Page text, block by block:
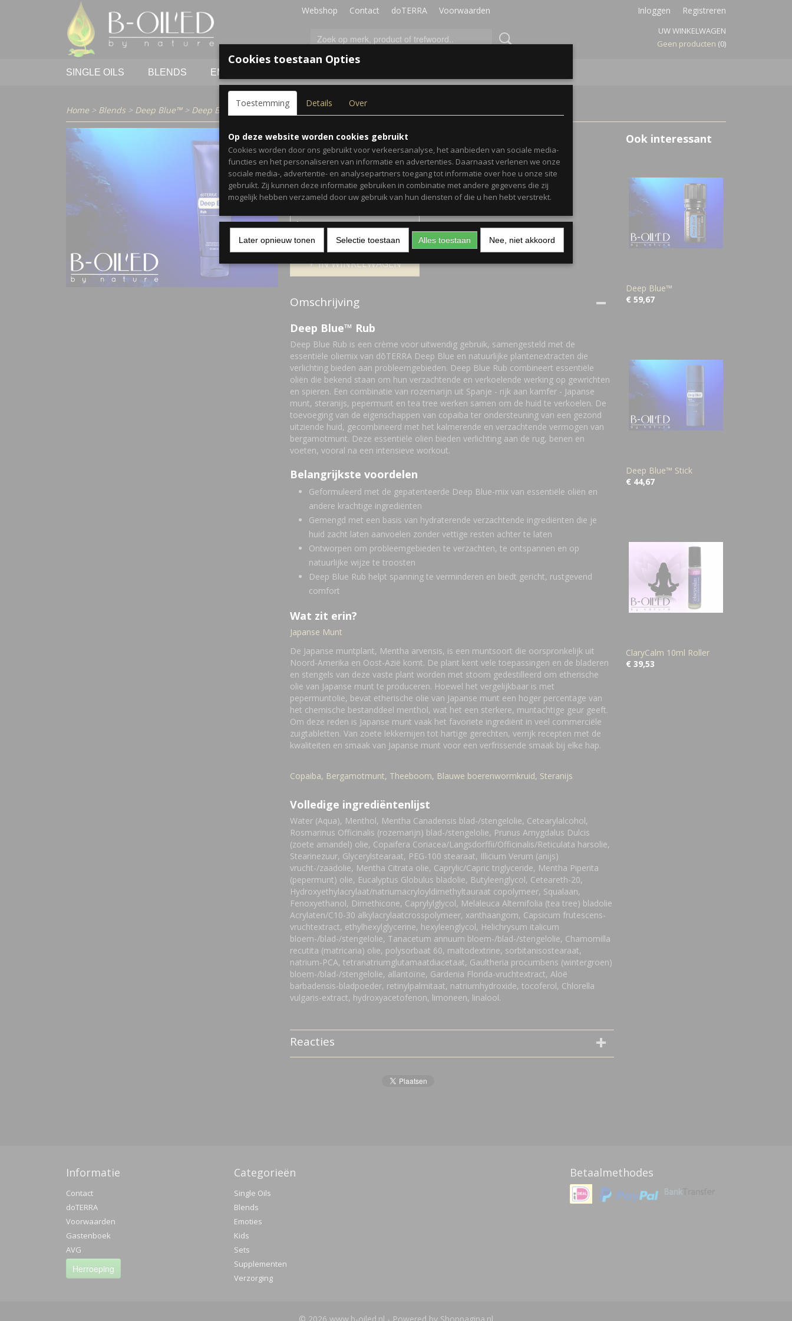
Webshop Contact doTERRA Voorwaarden Inloggen Registreren
UW WINKELWAGEN
Geen producten (0)
SINGLE OILS BLENDS EMOTIES
Home > Blends > Deep Blue™> Deep Blue™ Rub
Deep Blue™ Rub
€ 56,67 (inclusief btw 21%)
✓Op voorraad- Levertijd 1-2 werkdagen
IN WINKELWAGEN
Omschrijving
Deep Blue™ Rub
Deep Blue Rub is een crème voor uitwendig gebruik, samengesteld met de
essentiële oliemix van dōTERRA Deep Blue en natuurlijke plantenextracten die
verlichting bieden aan probleemgebieden. Deep Blue Rub combineert essentiële
oliën die bekend staan ​​om hun verzachtende en verkoelende werking op gewrichten
en spieren. Een combinatie van rozemarijn uit Spanje - rijk aan kamfer - Japanse
munt, steranijs, pepermunt en tea tree werken samen om de huid te verkoelen. De
toevoeging van de eigenschappen van copaiba ter ondersteuning van een gezond
uitziende huid, gecombineerd met het kalmerende en verzachtende vermogen van
bergamotmunt. Deze essentiële oliën bieden verlichting aan de rug, benen en
voeten, vooral na een intensieve workout.
Belangrijkste voordelen
Geformuleerd met de gepatenteerde Deep Blue-mix van essentiële oliën en
andere krachtige ingrediënten
Gemengd met een basis van hydraterende verzachtende ingrediënten die je
huid zacht laten aanvoelen zonder vettige resten achter te laten
Ontworpen om probleemgebieden te verzachten, te ontspannen en op
natuurlijke wijze te troosten
Deep Blue Rub helpt spanning te verminderen en biedt gericht, rustgevend
comfort
Wat zit erin?
Japanse Munt
De Japanse muntplant, Mentha arvensis, is een muntsoort die oorspronkelijk uit
Noord-Amerika en Oost-Azië komt. De plant kent vele toepassingen en de bladeren
en stengels van deze vaste plant worden met stoom gedestilleerd om etherische
olie van Japanse munt te produceren. Hoewel het vergelijkbaar is met
pepermuntolie, bevat etherische olie van Japanse munt een hoger percentage van
het chemische bestanddeel menthol, wat het een sterkere, muntachtige geur geeft.
Om deze reden is Japanse munt vaak het favoriete ingrediënt in veel commerciële
zuigtabletten. Van zoete lekkernijen tot hartige gerechten, verrijk recepten met de
kwaliteiten en smaak van Japanse munt voor een verfrissende smaak bij elke hap.
Copaiba, Bergamotmunt, Theeboom, Blauwe boerenwormkruid, Steranijs
Volledige ingrediëntenlijst
Water (Aqua), Menthol, Mentha Canadensis blad-/stengelolie, Cetearylalcohol,
Rosmarinus Officinalis (rozemarijn) blad-/stengelolie, Prunus Amygdalus Dulcis
(zoete amandel) olie, Copaifera Coriacea/Langsdorffii/Officinalis/Reticulata harsolie,
Stearinezuur, Glycerylstearaat, PEG-100 stearaat, Illicium Verum (anijs)
vrucht-/zaadolie, Mentha Citrata olie, Caprylic/Capric triglyceride, Mentha Piperita
(pepermunt) olie, Eucalyptus Globulus bladolie, Butyleenglycol, Ceteareth-20,
Hydroxyethylacrylaat/natriumacryloyldimethyltauraat copolymeer, Squalaan,
Fenoxyethanol, Dimethicone, Caprylylglycol, Melaleuca Alternifolia (tea tree) bladolie
Acrylaten/C10-30 alkylacrylaatcrosspolymeer, xanthaangom, Capsicum frutescens-
vruchtextract, ethylhexylglycerine, hexyleenglycol, Helichrysum italicum
bloem-/blad-/stengelolie, Tanacetum annuum bloem-/blad-/stengelolie, Chamomilla
recutita (matricaria) olie, polysorbaat 60, maltodextrine, sorbitanisostearaat,
natrium-PCA, tetranatriumglutamaatdiacetaat, Gaultheria procumbens (wintergroen)
bloem-/blad-/stengelolie, allantoïne, Gardenia Florida-vruchtextract, Aloë
barbadensis-bladpoeder, retinylpalmitaat, natriumhydroxide, tocoferol, Chlorella
vulgaris-extract, hydroxyacetofenon, limoneen, linalool.
Reacties
Ook interessant
Deep Blue™
€ 59,67
Deep Blue™ Stick
€ 44,67
ClaryCalm 10ml Roller
€ 39,53
Informatie
Contact
doTERRA
Voorwaarden
Gastenboek
AVG
Herroeping
Categorieën
Single Oils
Blends
Emoties
Kids
Sets
Supplementen
Verzorging
Betaalmethodes
Cookies toestaan Opties
Toestemming Details Over
Op deze website worden cookies gebruikt
Cookies worden door ons gebruikt voor verkeersanalyse, het aanbieden van sociale media-
functies en het personaliseren van informatie en advertenties. Daarnaast verlenen we onze
sociale media-, advertentie- en analysepartners toegang tot informatie over hoe u onze site
gebruikt. Zij kunnen deze informatie gebruiken in combinatie met andere gegevens die zij
mogelijk hebben verzameld door uw gebruik van hun diensten of die u hen hebt verstrekt.
Later opnieuw tonen Selectie toestaan Alles toestaan Nee, niet akkoord